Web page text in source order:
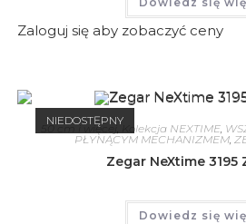
Zaloguj się aby zobaczyć ceny
NIEDOSTĘPNY
50 cm i więcej, Kolekcja NEXTIME,
PŁYNĄCYM MECHANIZMEM,
Zegar NeXtime 3195
Dowiedz się